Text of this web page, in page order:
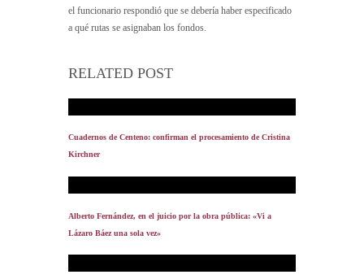
el funcionario respondió que se debería haber especificado
a qué rutas se asignaban los fondos.
RELATED POST
Cuadernos de Centeno: confirman el procesamiento de Cristina
Kirchner
Alberto Fernández, en el juicio por la obra pública: «Vi a
Lázaro Báez una sola vez»